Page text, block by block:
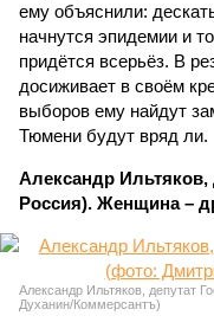
ему объяснили:
начнутся эпидемии и
придётся всерьёз. В
досиживает в своём
выборов ему найдут
Тюмени будут вряд ли.
Александр
Россия). Женщина –
Александр Ильтяков, депутат
Духанин/Коммерсантъ)